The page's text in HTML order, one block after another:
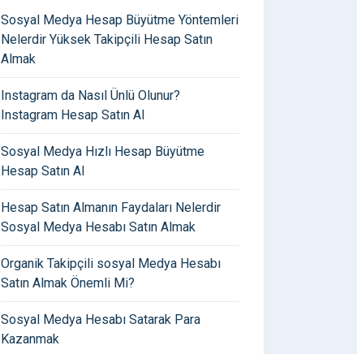
Sosyal Medya Hesap Büyütme Yöntemleri
Nelerdir Yüksek Takipçili Hesap Satın
Almak
Instagram da Nasıl Ünlü Olunur?
Instagram Hesap Satın Al
Sosyal Medya Hızlı Hesap Büyütme
Hesap Satın Al
Hesap Satın Almanın Faydaları Nelerdir
Sosyal Medya Hesabı Satın Almak
Organik Takipçili sosyal Medya Hesabı
Satın Almak Önemli Mi?
Sosyal Medya Hesabı Satarak Para
Kazanmak